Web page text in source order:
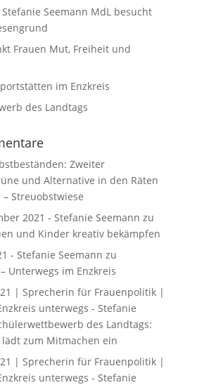
Seemann MdL besucht
Frauen Mut, Freiheit und
im Enzkreis
des Landtags
Zweiter
und Alternative in den Räten
Streuobstwiese
2021 - Stefanie Seemann zu
und Kinder kreativ bekämpfen
- Stefanie Seemann zu
Unterwegs im Enzkreis
| Sprecherin für Frauenpolitik |
unterwegs - Stefanie
des Landtags:
zum Mitmachen ein
| Sprecherin für Frauenpolitik |
unterwegs - Stefanie